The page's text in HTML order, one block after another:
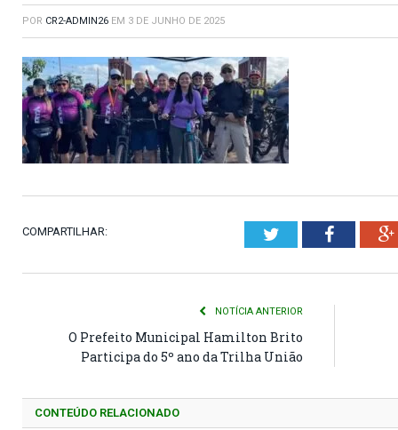
POR CR2-ADMIN26 EM 3 DE JUNHO DE 2025
COMPARTILHAR: Twitter
NOTÍCIA ANTERIOR
O Prefeito Municipal Hamilton Brito
Participa do 5º ano da Trilha União
CONTEÚDO RELACIONADO